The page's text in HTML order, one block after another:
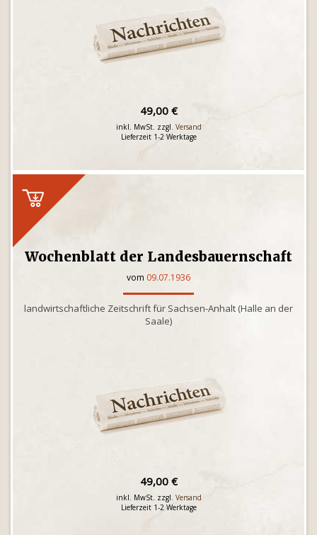
49,00 €
inkl. MwSt. zzgl. Versand
Lieferzeit 1-2 Werktage
Wochenblatt der Landesbauernschaft
vom 09.07.1936
landwirtschaftliche Zeitschrift für Sachsen-Anhalt (Halle an der
Saale)
49,00 €
inkl. MwSt. zzgl. Versand
Lieferzeit 1-2 Werktage